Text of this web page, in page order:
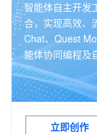
智能体自主开发
合，实现高效、
Chat、Quest
能体协同编程及
立即创作